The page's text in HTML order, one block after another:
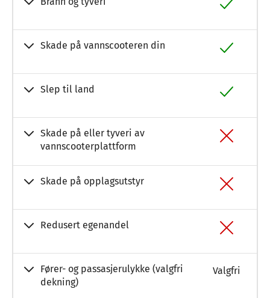
Skade på vannscooteren din
Slep til land
Skade på eller tyveri av
vannscooterplattform
Skade på opplagsutstyr
Redusert egenandel
Fører- og passasjerulykke (valgfri
dekning)
Valgfri